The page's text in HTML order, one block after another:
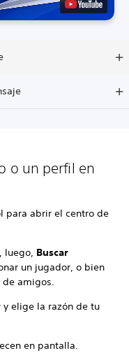
o un perfil en
para abrir el centro de
luego, Buscar
un jugador, o bien
amigos.
y elige la razón de tu
en pantalla.